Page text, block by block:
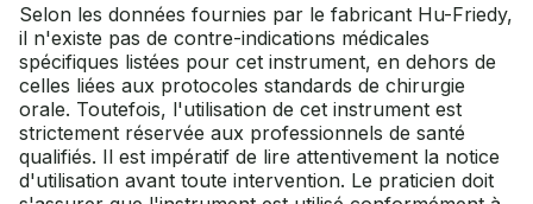
Selon les données fournies par le fabricant Hu-Friedy,
il n'existe pas de contre-indications médicales
spécifiques listées pour cet instrument, en dehors de
celles liées aux protocoles standards de chirurgie
orale. Toutefois, l'utilisation de cet instrument est
strictement réservée aux professionnels de santé
qualifiés. Il est impératif de lire attentivement la notice
d'utilisation avant toute intervention. Le praticien doit